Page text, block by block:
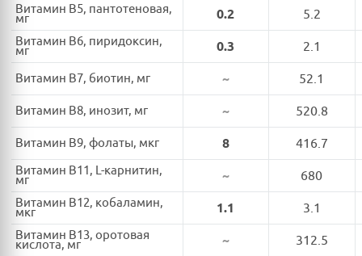
Витамин B5, пантотеновая,
мг 0.2 5.2
Витамин B6, пиридоксин,
мг 0.3 2.1
Витамин B7, биотин, мг ~ 52.1
Витамин B8, инозит, мг ~ 520.8
Витамин B9, фолаты, мкг 8 416.7
Витамин B11, L-карнитин,
мг ~ 680
Витамин B12, кобаламин,
мкг 1.1 3.1
Витамин B13, оротовая
кислота, мг ~ 312.5